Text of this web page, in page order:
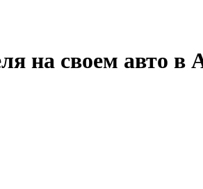
на своем авто в